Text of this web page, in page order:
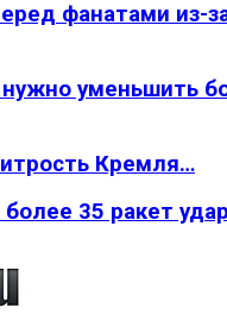
фанатами из-
уменьшить
Кремля…
35 ракет